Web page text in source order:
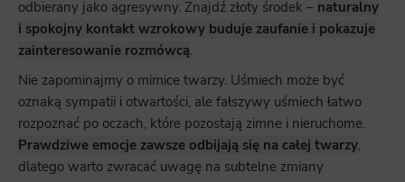
Marketing
Scope responsible for displaying personalized ads that may be of interest to the user based on browsing history and
websites, profile the user, providing him or her with the marketing, advertising and retargeting content deemed most
odbierany jako agresywny. Znajdź złoty środek – naturalny
i spokojny kontakt wzrokowy buduje zaufanie i pokazuje
zainteresowanie rozmówcą.
Nie zapominajmy o mimice twarzy. Uśmiech może być
oznaką sympatii i otwartości, ale fałszywy uśmiech łatwo
rozpoznać po oczach, które pozostają zimne i nieruchome.
Prawdziwe emocje zawsze odbijają się na całej twarzy,
dlatego warto zwracać uwagę na subtelne zmiany